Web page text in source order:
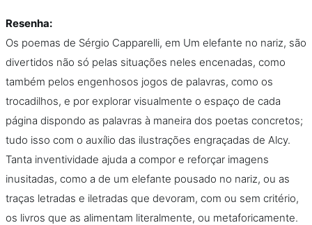
Colunas
Conteúdos
Colecionáveis
Resenha:
Os poemas de Sérgio Capparelli, em Um elefante no nariz, são
divertidos não só pelas situações neles encenadas, como
também pelos engenhosos jogos de palavras, como os
trocadilhos, e por explorar visualmente o espaço de cada
página dispondo as palavras à maneira dos poetas concretos;
tudo isso com o auxílio das ilustrações engraçadas de Alcy.
Tanta inventividade ajuda a compor e reforçar imagens
inusitadas, como a de um elefante pousado no nariz, ou as
traças letradas e iletradas que devoram, com ou sem critério,
os livros que as alimentam literalmente, ou metaforicamente.